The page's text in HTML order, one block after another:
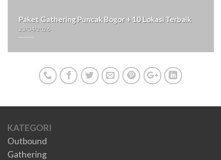
Profesional
KATEGORI
Outbound
Gathering